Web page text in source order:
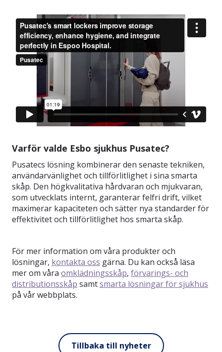
Varför valde Esbo sjukhus Pusatec?
Pusatecs lösning kombinerar den senaste tekniken,
användarvänlighet och tillförlitlighet i sina smarta
skåp. Den högkvalitativa hårdvaran och mjukvaran,
som utvecklats internt, garanterar felfri drift, vilket
maximerar kapaciteten och sätter nya standarder för
effektivitet och tillförlitlighet hos smarta skåp.
För mer information om våra produkter och
lösningar, kontakta oss gärna. Du kan också läsa
mer om våra omklädningsskåp, förvarings- och
distributionsskåp samtsmarta lösningar för sjukhus
på vår webbplats.
Tillbaka till nyheter